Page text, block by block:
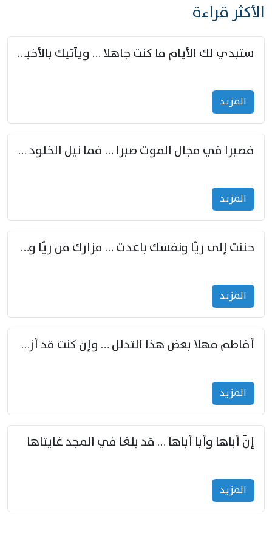
الأكثر قراءة
ستبدي لك الأيام ما كنت جاهلا … ويأتيك بالأخبار من لم تزوّد
المزید
فصبرا في مجال الموت صبرا … فما نيل الخلود بمستطاع
المزید
حننت إلى ريّا ونفسك باعدت … مزارك من ريّا وشعباكما معا
المزید
أفاطم مهلا بعض هذا التدلل … وإن كنت قد أزمعت صرمي فأجملي
المزید
إنّ أباها وأبا أباها … قد بلغا في المجد غايتاها
المزید